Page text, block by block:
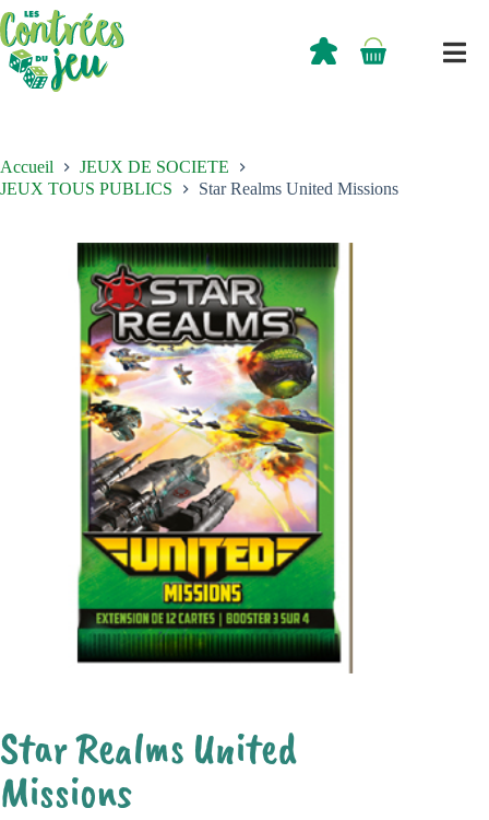
Passer
au
contenu
Panier
0,00
Accueil
JEUX DE SOCIETE
JEUX TOUS PUBLICS
Star Realms United Missions
Star Realms United
Missions